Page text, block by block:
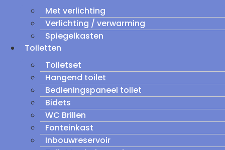
Met verlichting
Verlichting / verwarming
Spiegelkasten
Toiletten
Toiletset
Hangend toilet
Bedieningspaneel toilet
Bidets
WC Brillen
Fonteinkast
Inbouwreservoir